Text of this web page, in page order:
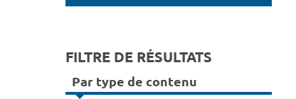
FILTRE DE RÉSULTATS
Par type de contenu